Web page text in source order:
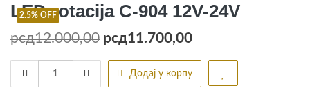
2.5% OFF
LED rotacija C-904 12V-24V
рсд12.000,00 Оригинална
цена
рсд11.700,00Тренутна
цена
Додај у корпу